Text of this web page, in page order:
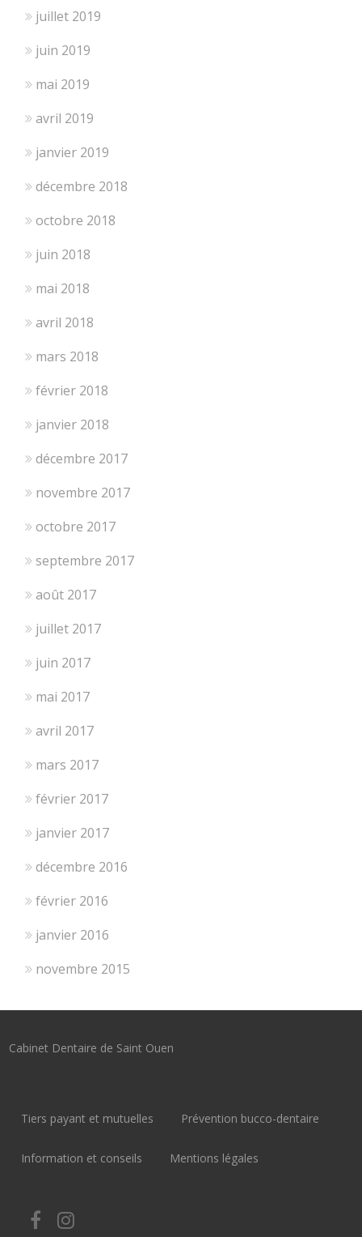
juillet 2019
juin 2019
mai 2019
avril 2019
janvier 2019
décembre 2018
octobre 2018
juin 2018
mai 2018
avril 2018
mars 2018
février 2018
janvier 2018
décembre 2017
novembre 2017
octobre 2017
septembre 2017
août 2017
juillet 2017
juin 2017
mai 2017
avril 2017
mars 2017
février 2017
janvier 2017
décembre 2016
février 2016
janvier 2016
novembre 2015
Cabinet Dentaire de Saint Ouen
Tiers payant et mutuelles Prévention bucco-dentaire
Information et conseils Mentions légales